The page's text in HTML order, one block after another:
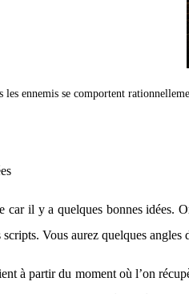
ennemis se comportent
car il y a quelques bonnes idées.
Vous aurez quelques
à partir du moment où l’on